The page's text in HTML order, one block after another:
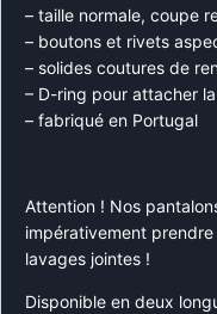
– taille normale, coupe
– boutons et rivets
– solides coutures de
– D-ring pour attacher
– fabriqué en Portugal
Attention ! Nos
impérativement
lavages jointes !
Disponible en deux